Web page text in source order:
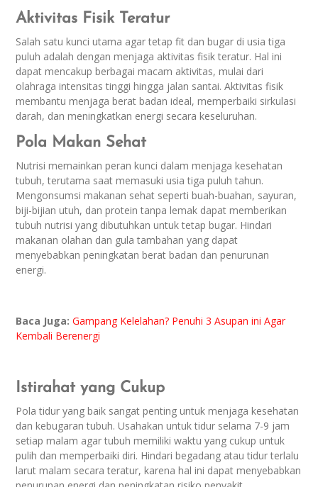
Aktivitas Fisik Teratur
Salah satu kunci utama agar tetap fit dan bugar di usia tiga
puluh adalah dengan menjaga aktivitas fisik teratur. Hal ini
dapat mencakup berbagai macam aktivitas, mulai dari
olahraga intensitas tinggi hingga jalan santai. Aktivitas fisik
membantu menjaga berat badan ideal, memperbaiki sirkulasi
darah, dan meningkatkan energi secara keseluruhan.
Pola Makan Sehat
Nutrisi memainkan peran kunci dalam menjaga kesehatan
tubuh, terutama saat memasuki usia tiga puluh tahun.
Mengonsumsi makanan sehat seperti buah-buahan, sayuran,
biji-bijian utuh, dan protein tanpa lemak dapat memberikan
tubuh nutrisi yang dibutuhkan untuk tetap bugar. Hindari
makanan olahan dan gula tambahan yang dapat
menyebabkan peningkatan berat badan dan penurunan
energi.
Baca Juga: Gampang Kelelahan? Penuhi 3 Asupan ini Agar
Kembali Berenergi
Istirahat yang Cukup
Pola tidur yang baik sangat penting untuk menjaga kesehatan
dan kebugaran tubuh. Usahakan untuk tidur selama 7-9 jam
setiap malam agar tubuh memiliki waktu yang cukup untuk
pulih dan memperbaiki diri. Hindari begadang atau tidur terlalu
larut malam secara teratur, karena hal ini dapat menyebabkan